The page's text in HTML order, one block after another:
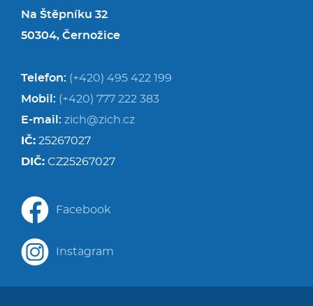
Na Štěpníku 32
50304, Černožice
Telefon: (+420) 495 422 199
Mobil: (+420) 777 222 383
E-mail: zich@zich.cz
IČ: 25267027
DIČ: CZ25267027
Facebook
Instagram